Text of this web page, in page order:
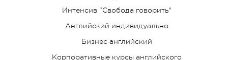
Интенсив "Свобода говорить"
Английский индивидуально
Бизнес английский
Корпоративные курсы английского